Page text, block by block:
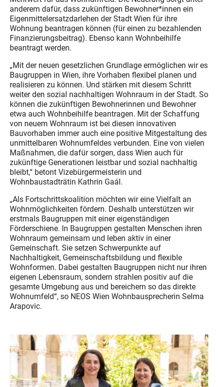
anderem dafür, dass zukünftigen Bewohner*innen ein
Eigenmittelersatzdarlehen der Stadt Wien für ihre
Wohnung beantragen können (für einen zu bezahlenden
Finanzierungsbeitrag). Ebenso kann Wohnbeihilfe
beantragt werden.
„Mit der neuen gesetzlichen Grundlage ermöglichen wir es
Baugruppen in Wien, ihre Vorhaben flexibel planen und
realisieren zu können. Und stärken mit diesem Schritt
weiter den sozial nachhaltigen Wohnraum in der Stadt. So
können die zukünftigen Bewohnerinnen und Bewohner
etwa auch Wohnbeihilfe beantragen. Mit der Schaffung
von neuem Wohnraum ist bei diesen innovativen
Bauvorhaben immer auch eine positive Mitgestaltung des
unmittelbaren Wohnumfeldes verbunden. Eine von vielen
Maßnahmen, die dafür sorgen, dass Wien auch für
zukünftige Generationen leistbar und sozial nachhaltig
bleibt,“ betont Vizebürgermeisterin und
Wohnbaustadträtin Kathrin Gaál.
„Als Fortschrittskoalition möchten wir eine Vielfalt an
Wohnmöglichkeiten fördern. Deshalb unterstützen wir
erstmals Baugruppen mit einer eigenständigen
Förderschiene. In Baugruppen gestalten Menschen ihren
Wohnraum gemeinsam und leben aktiv in einer
Gemeinschaft. Sie setzen Schwerpunkte auf
Nachhaltigkeit, Gemeinschaftsbildung und flexible
Wohnformen. Dabei gestalten Baugruppen nicht nur ihren
eigenen Lebensraum, sondern strahlen positiv auf die
gesamte Umgebung aus und bereichern so das direkte
Wohnumfeld“, so NEOS Wien Wohnbausprecherin Selma
Arapovic.